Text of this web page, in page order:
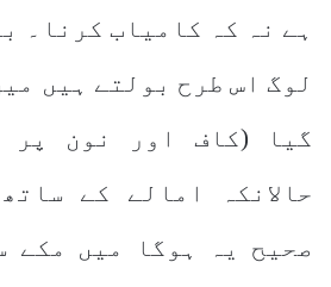
ہے نہ کہ کامیاب کرنا۔
لوگ اس طرح بولتے ہیں
گیا (کاف اور نون پر
حالانکہ امالے کے
صحیح یہ ہوگا میں مکے